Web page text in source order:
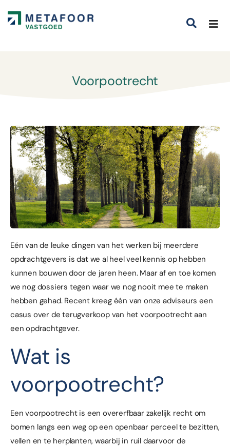
Voorpootrecht
Eén van de leuke dingen van het werken bij meerdere
opdrachtgevers is dat we al heel veel kennis op hebben
kunnen bouwen door de jaren heen. Maar af en toe komen
we nog dossiers tegen waar we nog nooit mee te maken
hebben gehad. Recent kreeg één van onze adviseurs een
casus over de terugverkoop van het voorpootrecht aan
een opdrachtgever.
Wat is
voorpootrecht?
Een voorpootrecht is een overerfbaar zakelijk recht om
bomen langs een weg op een openbaar perceel te bezitten,
vellen en te herplanten, waarbij in ruil daarvoor de